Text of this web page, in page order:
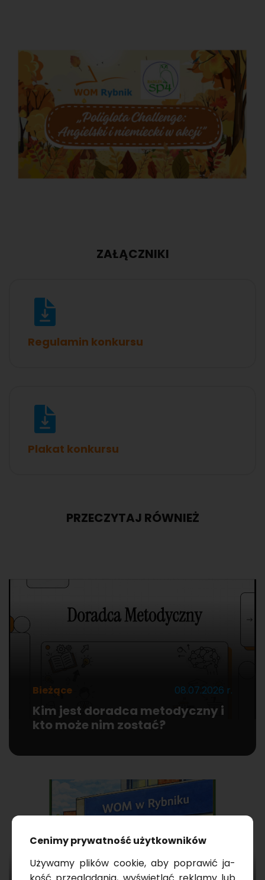
ZAŁĄCZNIKI
Regulamin konkursu
Plakat konkursu
PRZECZYTAJ RÓWNIEŻ
Bieżące 08.07.2026 r.
Kim jest doradca metodyczny i
kto może nim zostać?
Ce­ni­my pry­wat­ność użyt­kow­ni­ków
Uży­wa­my pli­ków co­okie, aby po­pra­wić ja­